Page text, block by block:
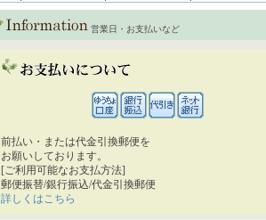
営業日・お支払いなど
前払い・または代金引換郵便を
お願いしております。
[ご利用可能なお支払方法]
郵便振替/銀行振込/代金引換郵便
詳しくはこちら